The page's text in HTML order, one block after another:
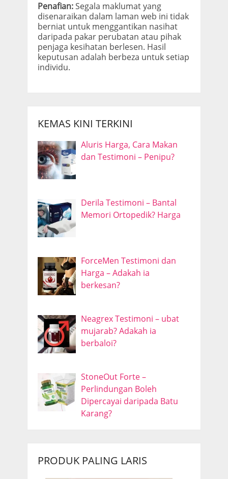
Penafian:Segala maklumat yang
disenaraikan dalam laman web ini tidak
berniat untuk menggantikan nasihat
daripada pakar perubatan atau pihak
penjaga kesihatan berlesen. Hasil
keputusan adalah berbeza untuk setiap
individu.
KEMAS KINI TERKINI
Aluris Harga, Cara Makan
dan Testimoni – Penipu?
Derila Testimoni – Bantal
Memori Ortopedik? Harga
ForceMen Testimoni dan
Harga – Adakah ia
berkesan?
Neagrex Testimoni – ubat
mujarab? Adakah ia
berbaloi?
StoneOut Forte –
Perlindungan Boleh
Dipercayai daripada Batu
Karang?
PRODUK PALING LARIS